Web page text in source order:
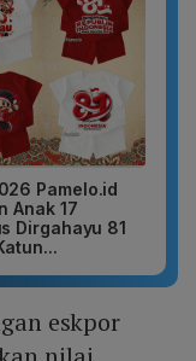
Pamelo.id
Anak 17
Dirgahayu 81
eskpor